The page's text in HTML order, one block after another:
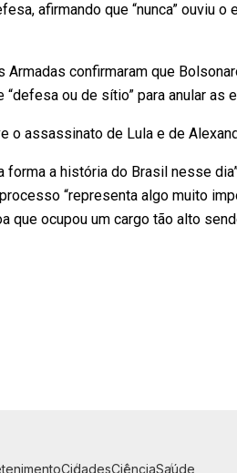
afirmando que “nunca” ouviu
confirmaram que
ou de sítio” para anular as
o assassinato de Lula e de
a história do Brasil nesse
“representa algo muito
que ocupou um cargo tão alto
CidadesCiênciaSaúde